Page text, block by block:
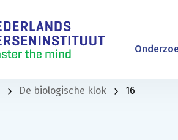
De biologische klok 16